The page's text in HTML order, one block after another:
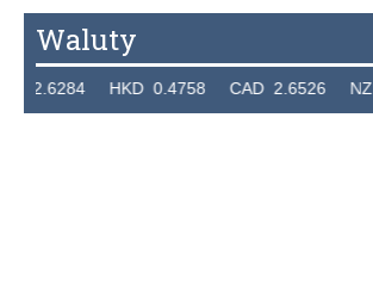
Waluty
HKD 0.4758 CAD 2.6526 NZD